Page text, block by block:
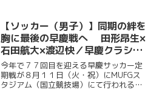
【ソッカー（男子）】同期の絆を
胸に最後の早慶戦へ 田形昂生×
石田航大×渡辺快／早慶クラシコ
２０２６直前企画第６弾
今年で７７回目を迎える早慶サッカー定
期戦が８月１１日（火・祝）にMUFGス
タジアム（国立競技場）にて行われる。